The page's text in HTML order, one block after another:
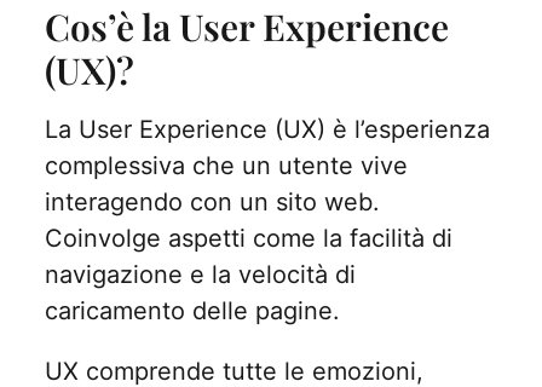
Cos’è la User Experience
(UX)?
La User Experience (UX) è l’esperienza
complessiva che un utente vive
interagendo con un sito web.
Coinvolge aspetti come la facilità di
navigazione e la velocità di
caricamento delle pagine.
UX comprende tutte le emozioni,